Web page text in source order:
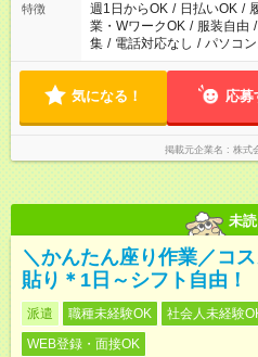
特徴 週1日からOK / 日払いOK /
業・WワークOK / 服装自由 /
集 / 電話対応なし / パソコ
気になる！ 応募
掲載元企業名 株式
未読
＼かんたん座り作業／コ
貼り＊1日～シフト自由！
派遣 職種未経験OK 社会人未経験
WEB登録・面接OK